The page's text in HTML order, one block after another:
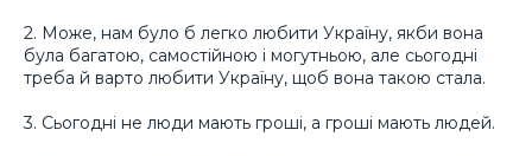
2. Може, нам було б легко любити Україну, якби вона
була багатою, самостійною і могутньою, але сьогодні
треба й варто любити Україну, щоб вона такою стала.
3. Сьогодні не люди мають гроші, а гроші мають людей.